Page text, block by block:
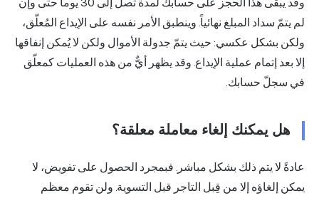
لم يتمّ سداد المبلغ نهائياً. وينطبق الأمر نفسه على الإيداع المُعلّق،
ولكن بشكل عكسي: حيث يتمّ جدولة الأموال ولكن لا يُمكن إنفاقها
إلا بعد إتمام عملية الإيداع. وقد يظهر أيٌّ من هذه العمليات كمعلّق
في سجلّ حسابك.
هل يمكنك إلغاء معاملة معلقة؟
عادةً لا يتم ذلك بشكل مباشر. فبمجرد الحصول على تفويض، لا
يمكن إلغاؤه إلا من قِبل التاجر قبل التسوية. ولن تقوم معظم